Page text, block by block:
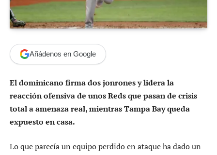
Añádenos en Google
El dominicano firma dos jonrones y lidera la
reacción ofensiva de unos Reds que pasan de crisis
total a amenaza real, mientras Tampa Bay queda
expuesto en casa.
Lo que parecía un equipo perdido en ataque ha dado un